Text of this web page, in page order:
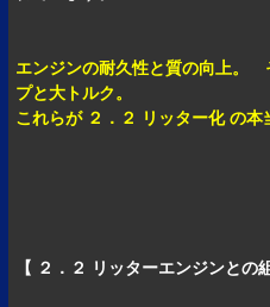
エンジンの耐久性と質の向上。
プと大トルク。
これらが ２．２ リッター化 の本
【 ２．２ リッターエンジンとの